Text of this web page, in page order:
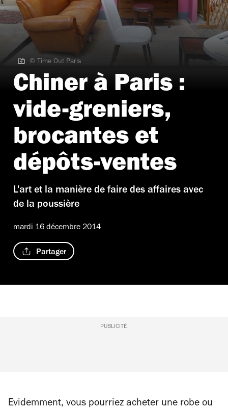
© Time Out Paris | Chiner à Paris • Bric à brac Riquet
© Time Out Paris
Chiner à Paris :
vide-greniers,
brocantes et
dépôts-ventes
L'art et la manière de faire des affaires avec
de la poussière
mardi 16 décembre 2014
Partager
PUBLICITÉ
Evidemment, vous pourriez acheter une robe ou